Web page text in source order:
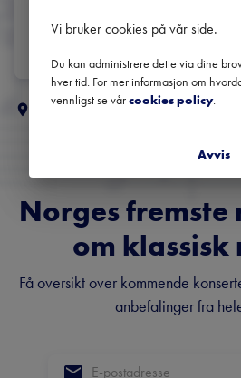
Flere klassiske koncerter iVestfold
Norges fremste
om klassisk
Få oversikt over kommende
anbefalinger fra
Vi bruker cookies på vår side.
Du kan administrere dette via dine
hver tid. For mer informasjon om
vennligst se vårcookies policy.
Avvis